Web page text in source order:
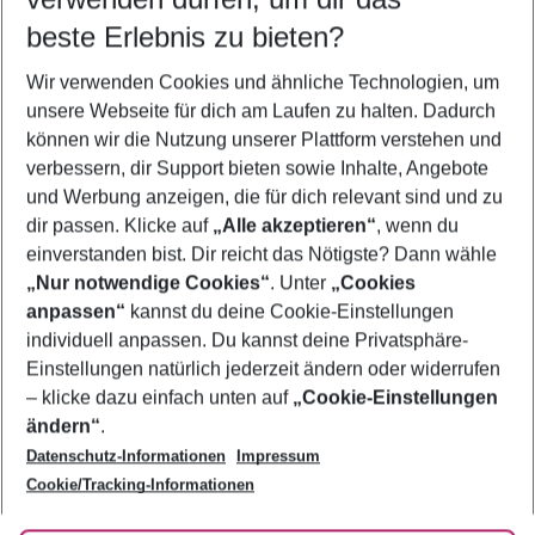
5-8 Nächte
2 Erwachsene Keine Kinder
Mehr Filter anzeigen
Footer
Footer navigation
Über uns
AGB
Bestpreisgarantie
Cookie-Einstellungen ändern
Cookie-Richtlinie
Agenturbetreuung
Barrierefreies Reisen
Folge uns
beste Erlebnis zu bieten?
Wir verwenden Cookies und ähnliche Technologien, um
unsere Webseite für dich am Laufen zu halten. Dadurch
können wir die Nutzung unserer Plattform verstehen und
verbessern, dir Support bieten sowie Inhalte, Angebote
und Werbung anzeigen, die für dich relevant sind und zu
dir passen. Klicke auf „Alle akzeptieren“, wenn du
einverstanden bist. Dir reicht das Nötigste? Dann wähle
„Nur notwendige Cookies“. Unter „Cookies
anpassen“ kannst du deine Cookie-Einstellungen
individuell anpassen. Du kannst deine Privatsphäre-
Einstellungen natürlich jederzeit ändern oder widerrufen
– klicke dazu einfach unten auf „Cookie-Einstellungen
ändern“.
Datenschutz-Informationen
Impressum
Cookie/Tracking-Informationen